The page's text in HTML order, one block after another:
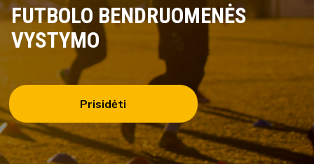
FUTBOLO BENDRUOMENĖS
VYSTYMO
Prisidėti